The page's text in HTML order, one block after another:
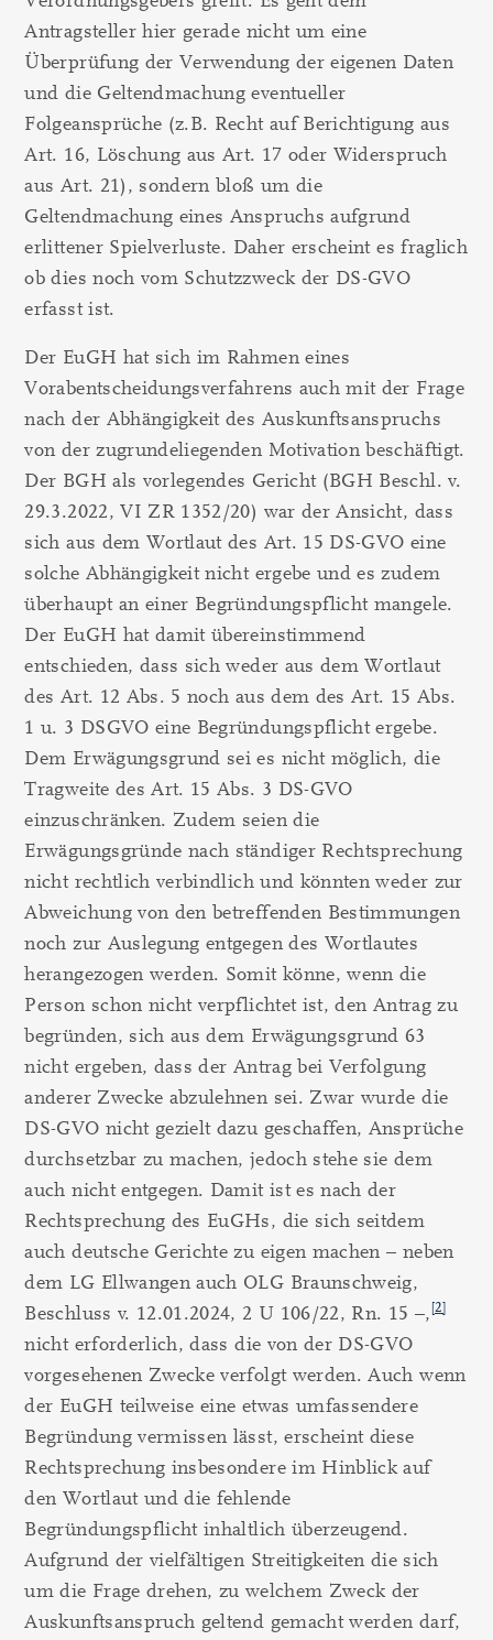
Antragsteller hier gerade nicht um eine
Überprüfung der Verwendung der eigenen Daten
und die Geltendmachung eventueller
Folgeansprüche (z.B. Recht auf Berichtigung aus
Art. 16, Löschung aus Art. 17 oder Widerspruch
aus Art. 21), sondern bloß um die
Geltendmachung eines Anspruchs aufgrund
erlittener Spielverluste. Daher erscheint es fraglich
ob dies noch vom Schutzzweck der DS-GVO
erfasst ist.
Der EuGH hat sich im Rahmen eines
Vorabentscheidungsverfahrens auch mit der Frage
nach der Abhängigkeit des Auskunftsanspruchs
von der zugrundeliegenden Motivation beschäftigt.
Der BGH als vorlegendes Gericht (BGH Beschl. v.
29.3.2022, VI ZR 1352/20) war der Ansicht, dass
sich aus dem Wortlaut des Art. 15 DS-GVO eine
solche Abhängigkeit nicht ergebe und es zudem
überhaupt an einer Begründungspflicht mangele.
Der EuGH hat damit übereinstimmend
entschieden, dass sich weder aus dem Wortlaut
des Art. 12 Abs. 5 noch aus dem des Art. 15 Abs.
1 u. 3 DSGVO eine Begründungspflicht ergebe.
Dem Erwägungsgrund sei es nicht möglich, die
Tragweite des Art. 15 Abs. 3 DS-GVO
einzuschränken. Zudem seien die
Erwägungsgründe nach ständiger Rechtsprechung
nicht rechtlich verbindlich und könnten weder zur
Abweichung von den betreffenden Bestimmungen
noch zur Auslegung entgegen des Wortlautes
herangezogen werden. Somit könne, wenn die
Person schon nicht verpflichtet ist, den Antrag zu
begründen, sich aus dem Erwägungsgrund 63
nicht ergeben, dass der Antrag bei Verfolgung
anderer Zwecke abzulehnen sei. Zwar wurde die
DS-GVO nicht gezielt dazu geschaffen, Ansprüche
durchsetzbar zu machen, jedoch stehe sie dem
auch nicht entgegen. Damit ist es nach der
Rechtsprechung des EuGHs, die sich seitdem
auch deutsche Gerichte zu eigen machen – neben
dem LG Ellwangen auch OLG Braunschweig,
Beschluss v. 12.01.2024, 2 U 106/22, Rn. 15 –, [2]
nicht erforderlich, dass die von der DS-GVO
vorgesehenen Zwecke verfolgt werden. Auch wenn
der EuGH teilweise eine etwas umfassendere
Begründung vermissen lässt, erscheint diese
Rechtsprechung insbesondere im Hinblick auf
den Wortlaut und die fehlende
Begründungspflicht inhaltlich überzeugend.
Aufgrund der vielfältigen Streitigkeiten die sich
um die Frage drehen, zu welchem Zweck der
Auskunftsanspruch geltend gemacht werden darf,